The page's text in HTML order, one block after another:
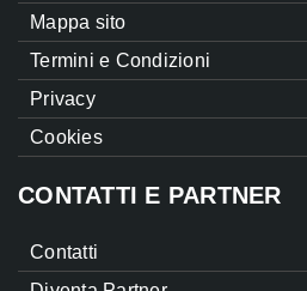
Mappa sito
Termini e Condizioni
Privacy
Cookies
CONTATTI E PARTNER
Contatti